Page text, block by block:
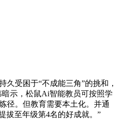
久受困于“不成能三角”的挑和，
示，松鼠Ai智能教员可按照学
径。但教育需要本土化。并通
拔至年级第4名的好成就。”